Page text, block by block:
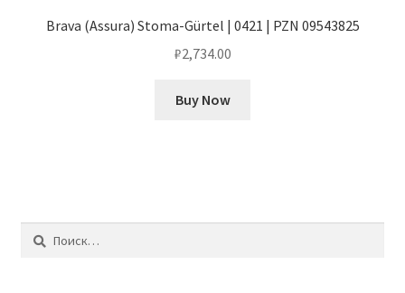
Brava (Assura) Stoma-Gürtel | 0421 | PZN 09543825
₽2,734.00
Buy Now
Найти: